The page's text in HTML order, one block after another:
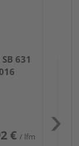
631
€ / lfm